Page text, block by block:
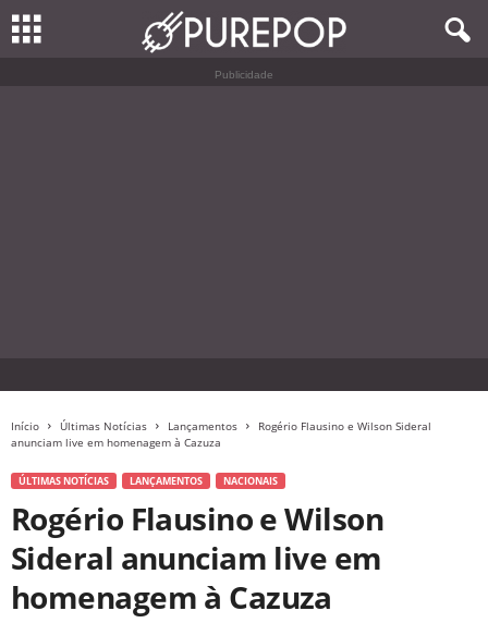
Publicidade
Início Últimas Notícias Lançamentos
Rogério Flausino e Wilson Sideral
anunciam live em homenagem à Cazuza
ÚLTIMAS NOTÍCIAS LANÇAMENTOS NACIONAIS
Rogério Flausino e Wilson
Sideral anunciam live em
homenagem à Cazuza